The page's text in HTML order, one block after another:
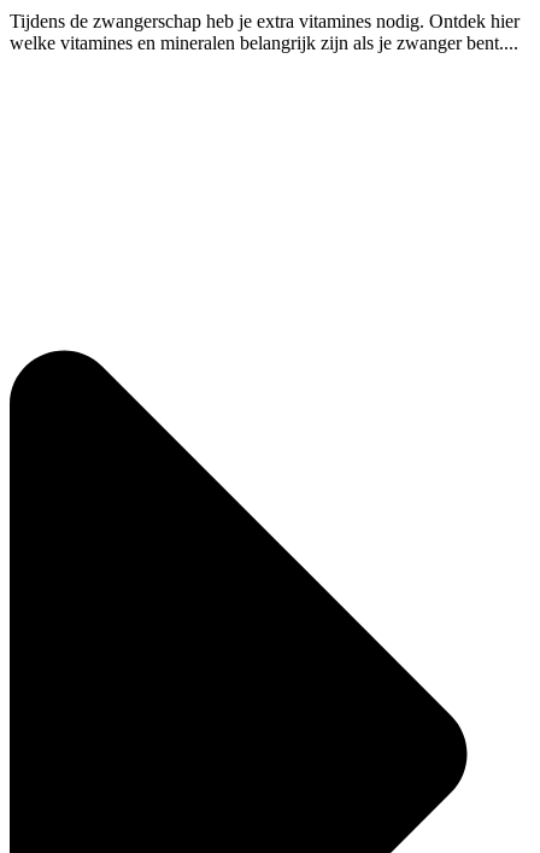
Tijdens de zwangerschap heb je extra vitamines nodig. Ontdek hier
welke vitamines en mineralen belangrijk zijn als je zwanger bent....